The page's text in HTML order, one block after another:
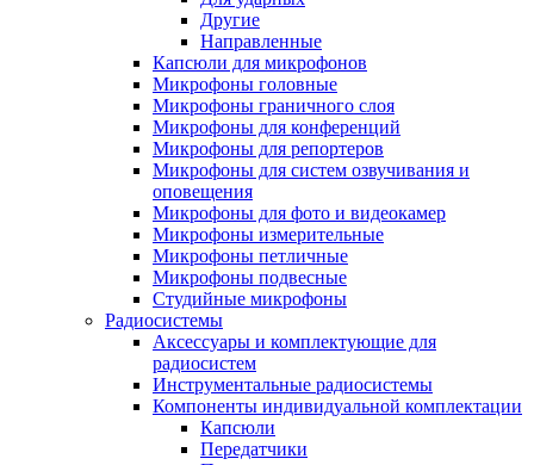
Другие
Направленные
Капсюли для микрофонов
Микрофоны головные
Микрофоны граничного слоя
Микрофоны для конференций
Микрофоны для репортеров
Микрофоны для систем озвучивания и
оповещения
Микрофоны для фото и видеокамер
Микрофоны измерительные
Микрофоны петличные
Микрофоны подвесные
Студийные микрофоны
Радиосистемы
Аксессуары и комплектующие для
радиосистем
Инструментальные радиосистемы
Компоненты индивидуальной комплектации
Капсюли
Передатчики